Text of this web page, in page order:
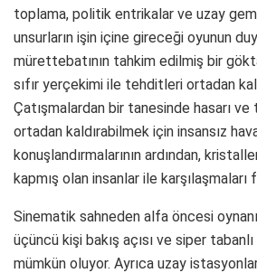
toplama, politik entrikalar ve uzay
unsurların işin içine gireceği oyunun
mürettebatının tahkim edilmiş bir
sıfır yerçekimi ile tehditleri ortadan
Çatışmalardan bir tanesinde hasarı
ortadan kaldırabilmek için insansız
konuşlandırmalarının ardından,
kapmış olan insanlar ile karşılaşmaları
Sinematik sahneden alfa öncesi
üçüncü kişi bakış açısı ve siper
mümkün oluyor. Ayrıca uzay